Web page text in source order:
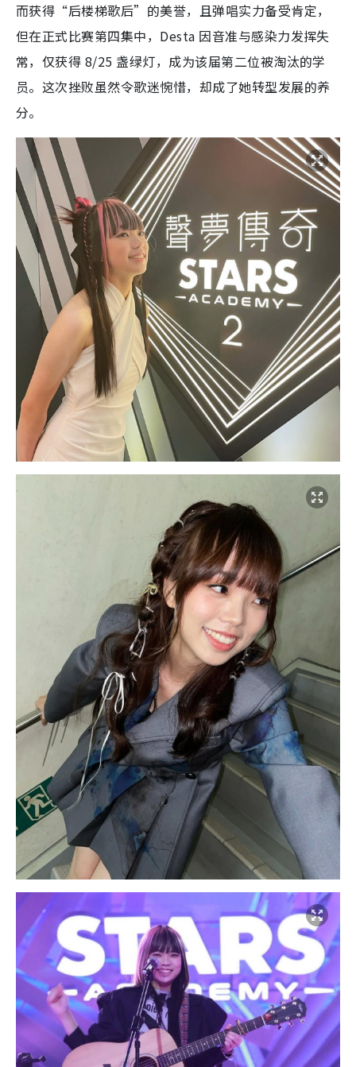
而获得“后楼梯歌后”的美誉，且弹唱实力备受肯定，
但在正式比赛第四集中，Desta 因音准与感染力发挥失
常，仅获得 8/25 盏绿灯，成为该届第二位被淘汰的学
员。这次挫败虽然令歌迷惋惜，却成了她转型发展的养
分。